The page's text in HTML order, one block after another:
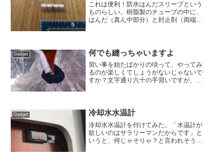
これは便利！防水はんだスリーブという
ものらしい。樹脂製のチューブの中に、
はんだ（真ん中部分）と封止剤（両端の
溶けず、はんだだけが先に...
Gadget 何でも縫っちゃいますよ
習い事を始たばかりの頃って、やってみ
るのが楽しくてしょうがないじゃないで
すか？文字通り六十の手習いですが、ミ
今日のこれは何でしょう...
Gadget 冷却水水温計
冷却水水温計を付けてみた。「水温計が
欲しいのはサラリーマンだからです」と
いうと、何じゃそりゃ？と言われそうだ